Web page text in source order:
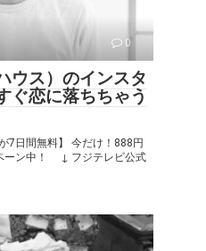
0
ウス）のインスタ
ぐ恋に落ちちゃう
7日間無料】 今だけ！888円
ーン中！ ↓ フジテレビ公式